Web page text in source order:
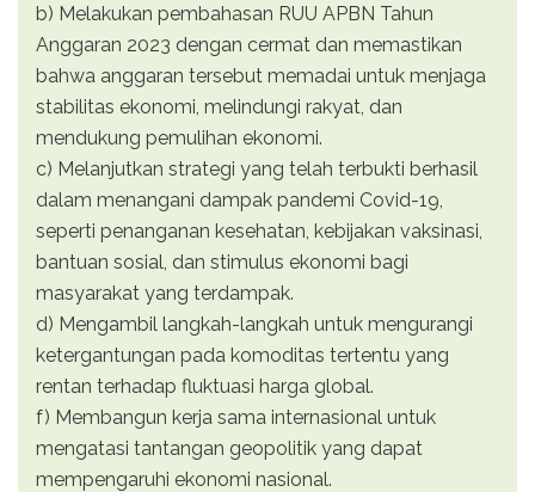
b) Melakukan pembahasan RUU APBN Tahun
Anggaran 2023 dengan cermat dan memastikan
bahwa anggaran tersebut memadai untuk menjaga
stabilitas ekonomi, melindungi rakyat, dan
mendukung pemulihan ekonomi.
c) Melanjutkan strategi yang telah terbukti berhasil
dalam menangani dampak pandemi Covid-19,
seperti penanganan kesehatan, kebijakan vaksinasi,
bantuan sosial, dan stimulus ekonomi bagi
masyarakat yang terdampak.
d) Mengambil langkah-langkah untuk mengurangi
ketergantungan pada komoditas tertentu yang
rentan terhadap fluktuasi harga global.
f) Membangun kerja sama internasional untuk
mengatasi tantangan geopolitik yang dapat
mempengaruhi ekonomi nasional.